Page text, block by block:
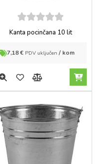
5out of
Kanta pocinčana 10 lit
7,18€ PDV uključen / kom